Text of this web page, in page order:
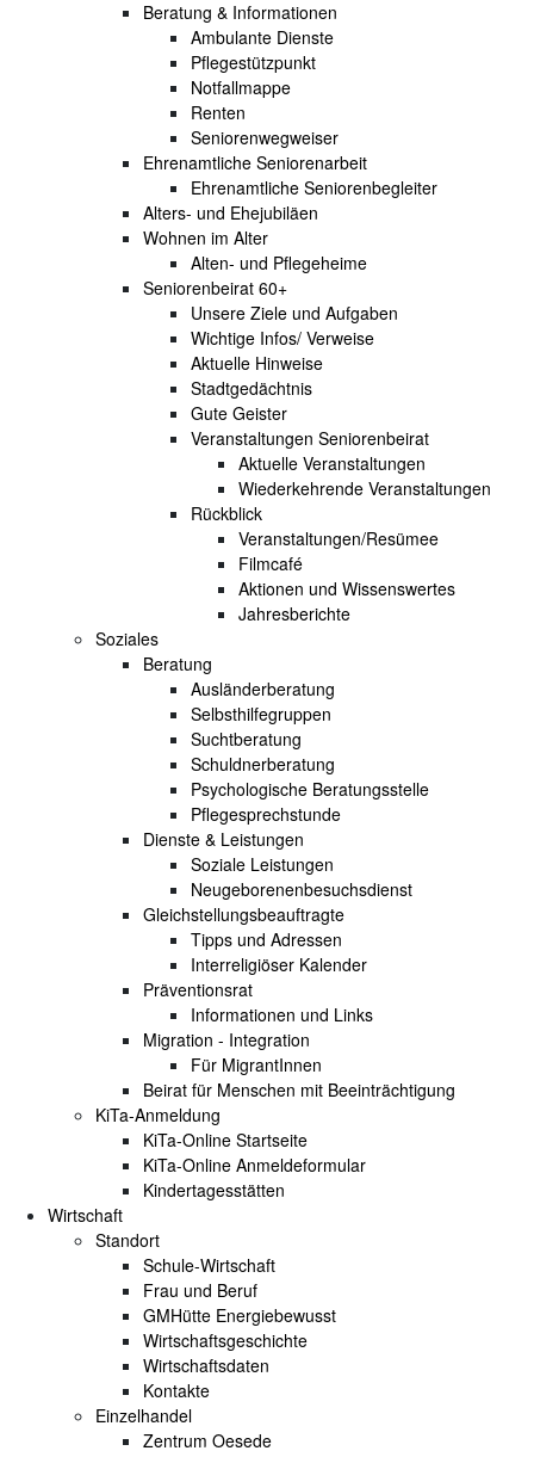
Beratung & Informationen
Ambulante Dienste
Pflegestützpunkt
Notfallmappe
Renten
Seniorenwegweiser
Ehrenamtliche Seniorenarbeit
Ehrenamtliche Seniorenbegleiter
Alters- und Ehejubiläen
Wohnen im Alter
Alten- und Pflegeheime
Seniorenbeirat 60+
Unsere Ziele und Aufgaben
Wichtige Infos/ Verweise
Aktuelle Hinweise
Stadtgedächtnis
Gute Geister
Veranstaltungen Seniorenbeirat
Aktuelle Veranstaltungen
Wiederkehrende Veranstaltungen
Rückblick
Veranstaltungen/Resümee
Filmcafé
Aktionen und Wissenswertes
Jahresberichte
Soziales
Beratung
Ausländerberatung
Selbsthilfegruppen
Suchtberatung
Schuldnerberatung
Psychologische Beratungsstelle
Pflegesprechstunde
Dienste & Leistungen
Soziale Leistungen
Neugeborenenbesuchsdienst
Gleichstellungsbeauftragte
Tipps und Adressen
Interreligiöser Kalender
Präventionsrat
Informationen und Links
Migration - Integration
Für MigrantInnen
Beirat für Menschen mit Beeinträchtigung
KiTa-Anmeldung
KiTa-Online Startseite
KiTa-Online Anmeldeformular
Kindertagesstätten
Wirtschaft
Standort
Schule-Wirtschaft
Frau und Beruf
GMHütte Energiebewusst
Wirtschaftsgeschichte
Wirtschaftsdaten
Kontakte
Einzelhandel
Zentrum Oesede